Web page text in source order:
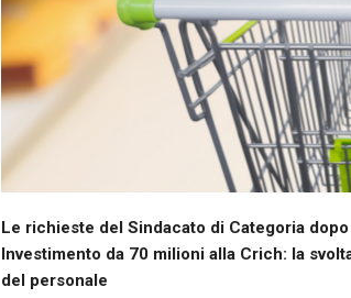
Le richieste del Sindacato di Categoria
Investimento da 70 milioni alla Crich: la
del personale